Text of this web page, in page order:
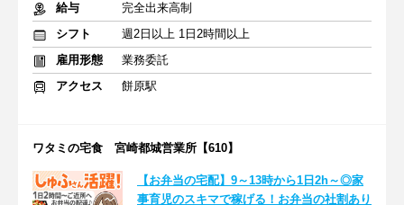
給与
完全出来高制
シフト
週2日以上 1日2時間以上
雇用形態
業務委託
アクセス
餅原駅
ワタミの宅食 宮崎都城営業所【610】
【お弁当の宅配】9～13時から1日2h～◎家
事育児のスキマで稼げる！お弁当の社割あり